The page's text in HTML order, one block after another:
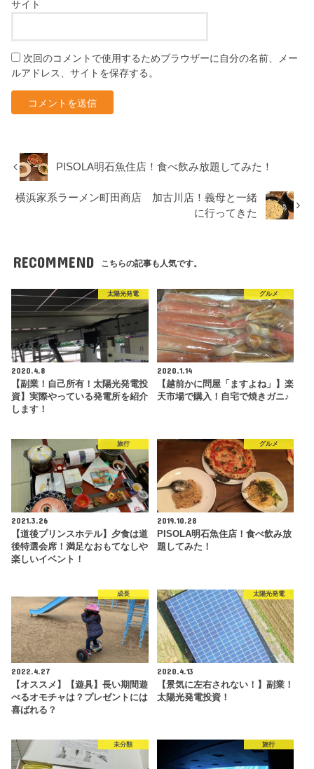
サイト
次回のコメントで使用するためブラウザーに自分の名前、メー
ルアドレス、サイトを保存する。
PISOLA明石魚住店！食べ飲み放題してみた！
横浜家系ラーメン町田商店 加古川店！義母と一緒
に行ってきた
RECOMMEND こちらの記事も人気です。
太陽光発電
2020.4.8
【副業！自己所有！太陽光発電投
資】実際やっている発電所を紹介
します！
グルメ
2020.1.14
【越前かに問屋「ますよね」】楽
天市場で購入！自宅で焼きガニ♪
旅行
2021.3.26
【道後プリンスホテル】夕食は道
後特選会席！満足なおもてなしや
楽しいイベント！
グルメ
2019.10.28
PISOLA明石魚住店！食べ飲み放
題してみた！
成長
2022.4.27
【オススメ】【遊具】長い期間遊
べるオモチャは？プレゼントには
喜ばれる？
太陽光発電
2020.4.13
【景気に左右されない！】副業！
太陽光発電投資！
未分類 旅行